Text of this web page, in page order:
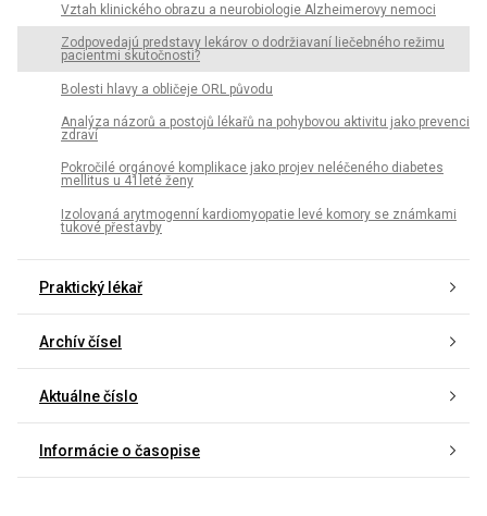
Vztah klinického obrazu a neurobiologie Alzheimerovy nemoci
Zodpovedajú predstavy lekárov o dodržiavaní liečebného režimu
pacientmi skutočnosti?
Bolesti hlavy a obličeje ORL původu
Analýza názorů a postojů lékařů na pohybovou aktivitu jako prevenci
zdraví
Pokročilé orgánové komplikace jako projev neléčeného diabetes
mellitus u 41leté ženy
Izolovaná arytmogenní kardiomyopatie levé komory se známkami
tukové přestavby
Praktický lékař
Archív čísel
Aktuálne číslo
Informácie o časopise